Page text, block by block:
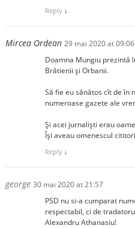
Reply ↓
Mircea Ordean 29 mai 2020 at 09:06
Doamna Mungiu prezintă
Brătienii și Orbanii.
Să fie eu sănătos cît de în
numeroase gazete ale
Și acei jurnaliști erau
Își aveau omenescul
Reply ↓
george 30 mai 2020 at 21:57
PSD nu si-a cumparat
respectabil, ci de
Alexandru Athanasiu!